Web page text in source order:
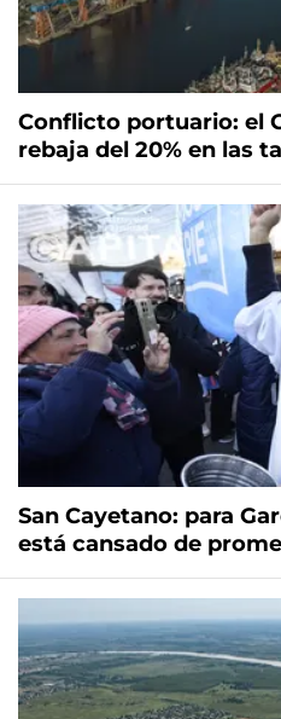
Conflicto portuario: el
rebaja del 20% en las
San Cayetano: para
está cansado de